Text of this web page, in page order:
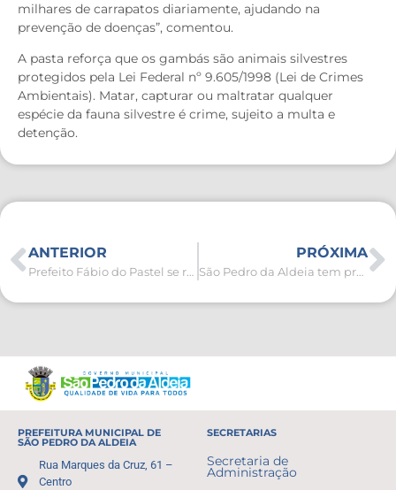
milhares de carrapatos diariamente, ajudando na
prevenção de doenças”, comentou.
A pasta reforça que os gambás são animais silvestres
protegidos pela Lei Federal nº 9.605/1998 (Lei de Crimes
Ambientais). Matar, capturar ou maltratar qualquer
espécie da fauna silvestre é crime, sujeito a multa e
detenção.
ANTERIOR PRÓXIMA
PREFEITURA MUNICIPAL DE
SÃO PEDRO DA ALDEIA
Rua Marques da Cruz, 61 –
Centro
SECRETARIAS
Secretaria de
Administração